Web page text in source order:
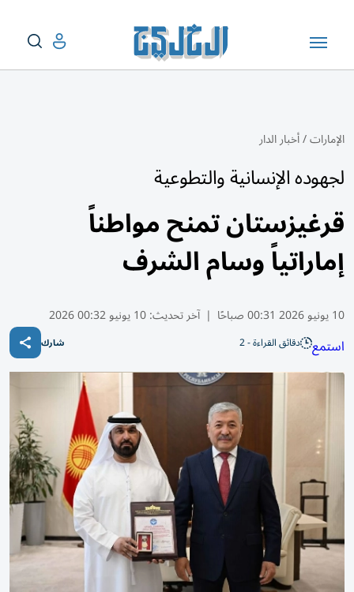
الإمارات/أخبار الدار
لجهوده الإنسانية والتطوعية
قرغيزستان تمنح مواطناً
إماراتياً وسام الشرف
10 يونيو 2026 00:31 صباحًا | آخر تحديث:10 يونيو 00:32 2026
استمع دقائق القراءة - 2 شارك